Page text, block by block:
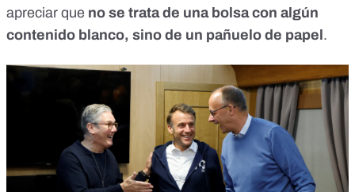
apreciar que no se trata de una bolsa con algún
contenido blanco, sino de un pañuelo de papel .